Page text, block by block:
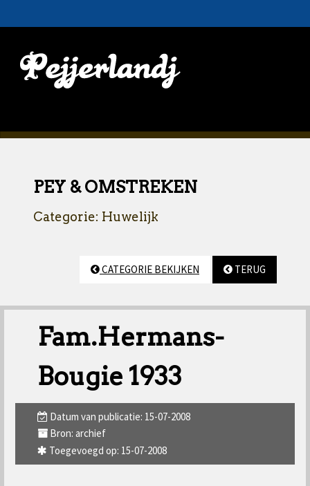
PEY & OMSTREKEN
Categorie: Huwelijk
CATEGORIE BEKIJKEN TERUG
Fam.Hermans-
Bougie 1933
Datum van publicatie: 15-07-2008
Bron: archief
Toegevoegd op: 15-07-2008